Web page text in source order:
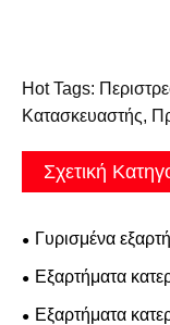
Hot Tags:
Κατασκευαστής,
Σχετική
Γυρισμένα
Εξαρτήματα
Εξαρτήματα